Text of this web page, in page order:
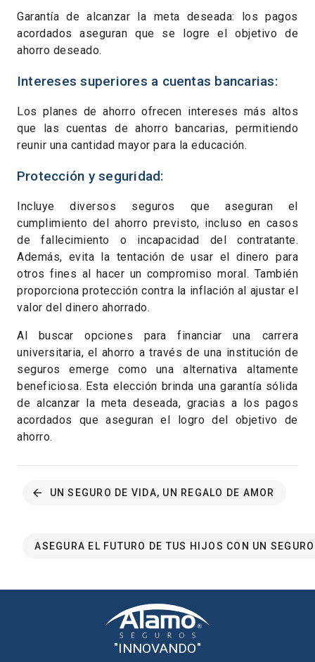
Garantía de alcanzar la meta deseada: los pagos
acordados aseguran que se logre el objetivo de
ahorro deseado.
Intereses superiores a cuentas bancarias:
Los planes de ahorro ofrecen intereses más altos
que las cuentas de ahorro bancarias, permitiendo
reunir una cantidad mayor para la educación.
Protección y seguridad:
Incluye diversos seguros que aseguran el
cumplimiento del ahorro previsto, incluso en casos
de fallecimiento o incapacidad del contratante.
Además, evita la tentación de usar el dinero para
otros fines al hacer un compromiso moral. También
proporciona protección contra la inflación al ajustar el
valor del dinero ahorrado.
Al buscar opciones para financiar una carrera
universitaria, el ahorro a través de una institución de
seguros emerge como una alternativa altamente
beneficiosa. Esta elección brinda una garantía sólida
de alcanzar la meta deseada, gracias a los pagos
acordados que aseguran el logro del objetivo de
ahorro.
UN SEGURO DE VIDA, UN REGALO DE AMOR
ASEGURA EL FUTURO DE TUS HIJOS CON UN
"INNOVANDO"